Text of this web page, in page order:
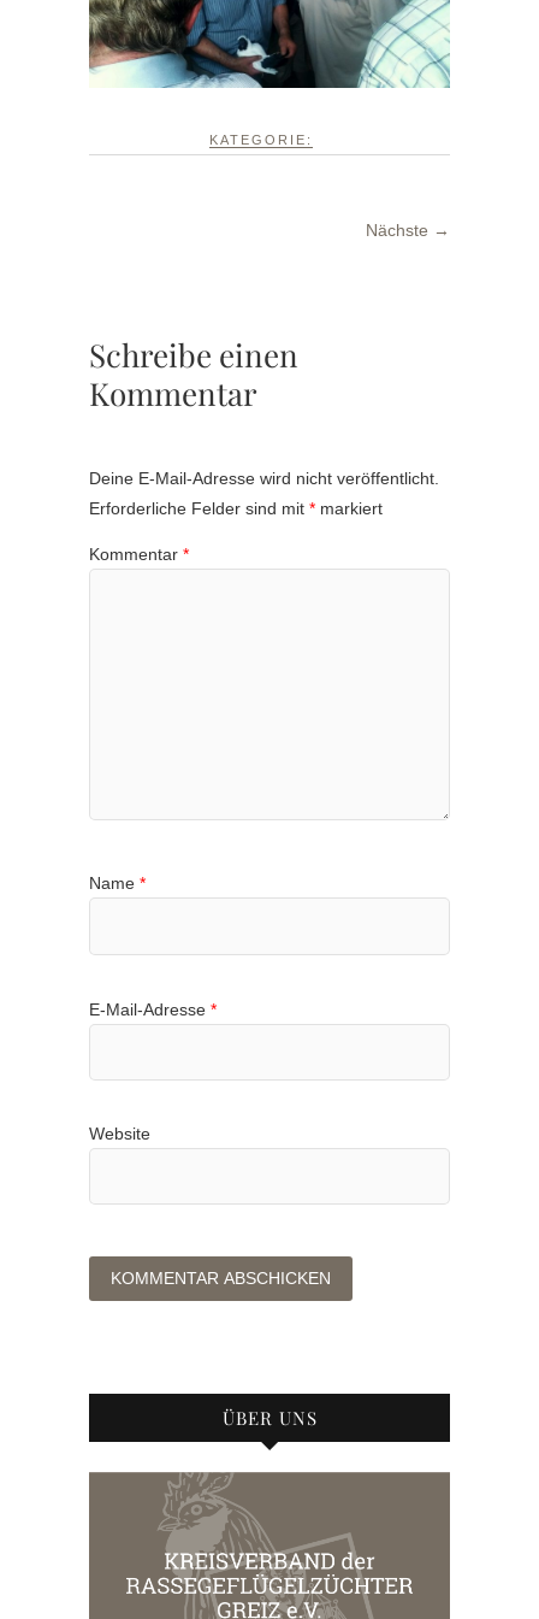
KATEGORIE:
Nächste →
Schreibe einen
Kommentar
Deine E-Mail-Adresse wird nicht veröffentlicht.
Erforderliche Felder sind mit * markiert
Kommentar *
Name *
E-Mail-Adresse *
Website
ÜBER UNS